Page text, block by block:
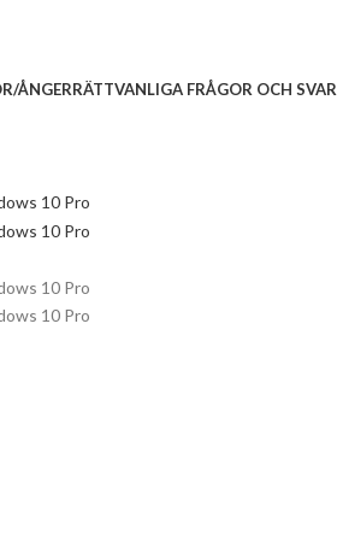
ÅNGERRÄTTVANLIGA FRÅGOR OCH SVAR